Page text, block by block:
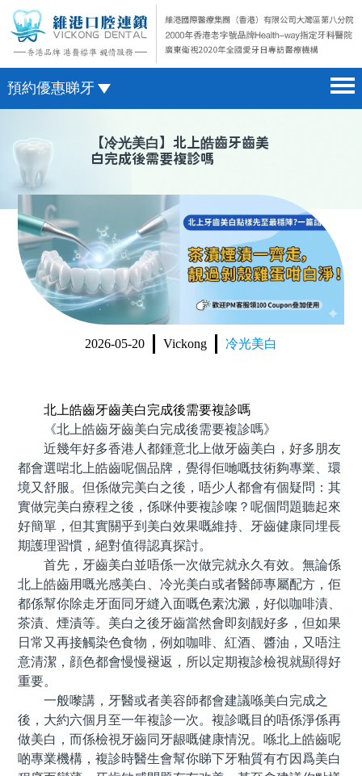
預約優惠睇牙
醫院簡介 hospital introduction
醫生介紹 doctor introduction
醫療新聞 medical news
種植牙 dental implant
箍牙 orthodontics
收費標準 change standard
微信預約
WhatsApp預約
【冷光美白】北上皓齒牙齒美
白完成後需要複診嗎
2026-05-20 Vickong 冷光美白
北上皓齒牙齒美白完成後需要複診嗎
《北上皓齒牙齒美白完成後需要複診嗎》
近幾年好多香港人都鍾意北上做牙齒美白，好多朋友
都會選啱北上皓齒呢個品牌，覺得佢哋嘅技術夠專業、環
境又舒服。但係做完美白之後，唔少人都會有個疑問：其
實做完美白療程之後，係咪仲要複診㗎？呢個問題聽起來
好簡單，但其實關乎到美白效果嘅維持、牙齒健康同埋長
期護理習慣，絕對值得認真探討。
首先，牙齒美白並唔係一次做完就永久有效。無論係
北上皓齒用嘅光感美白、冷光美白或者醫師專屬配方，佢
都係幫你除走牙面同牙縫入面嘅色素沈澱，好似咖啡漬、
茶漬、煙漬等。美白之後牙齒當然會即刻靓好多，但如果
日常又再接觸染色食物，例如咖啡、紅酒、醬油，又唔注
意清潔，顔色都會慢慢褪返，所以定期複診檢視就顯得好
重要。
一般嚟講，牙醫或者美容師都會建議喺美白完成之
後，大約六個月至一年複診一次。複診嘅目的唔係淨係再
做美白，而係檢視牙齒同牙龈嘅健康情況。喺北上皓齒呢
啲專業機構，複診時醫生會幫你睇下牙釉質有冇因爲美白